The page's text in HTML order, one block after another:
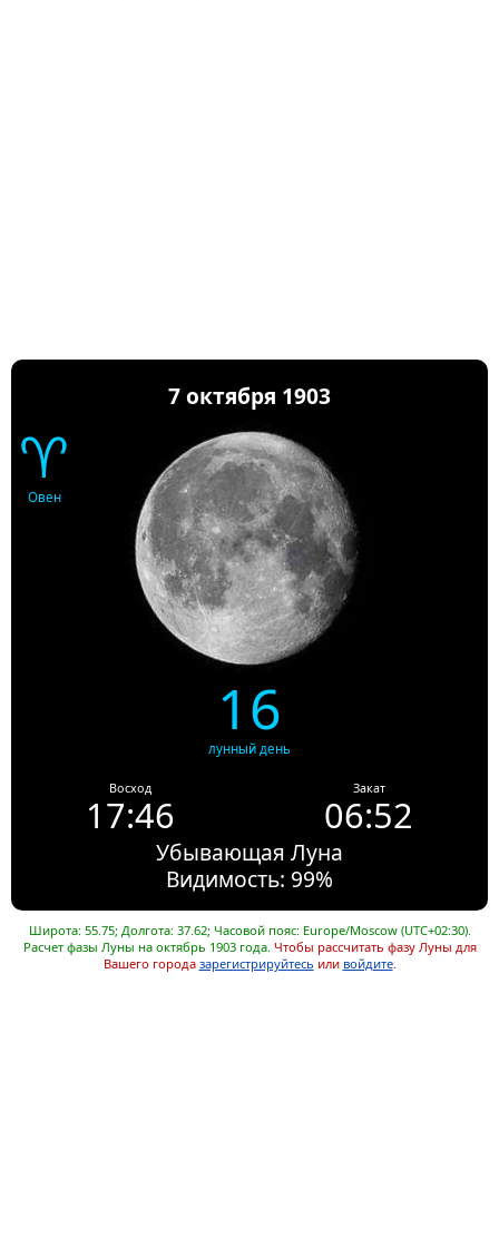
7 октября 1903
♈
Овен
16
лунный день
Восход
17:46
Закат
06:52
Убывающая Луна
Видимость: 99%
Широта: 55.75; Долгота: 37.62; Часовой пояс: Europe/Moscow (UTC+02:30).
Расчет фазы Луны на октябрь 1903 года. Чтобы рассчитать фазу Луны для
Вашего города зарегистрируйтесь или войдите.